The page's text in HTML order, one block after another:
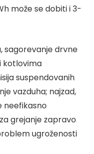
može se dobiti i 3-
sagorevanje drvne
kotlovima
suspendovanih
vazduha; najzad,
neefikasno
grejanje zapravo
ugroženosti